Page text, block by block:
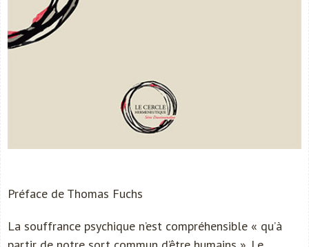
Préface de Thomas Fuchs
La souffrance psychique n’est compréhensible « qu’à